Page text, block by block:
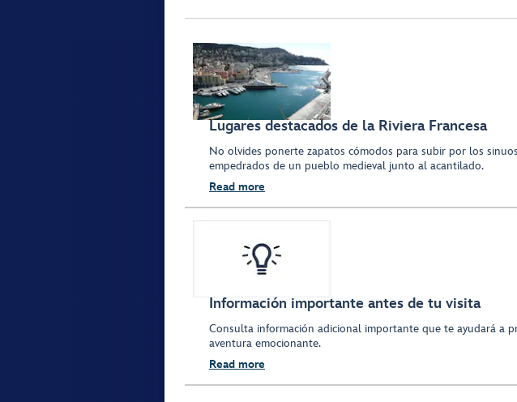
Lugares destacados de la Riviera Francesa
No olvides ponerte zapatos cómodos para subir por los
empedrados de un pueblo medieval junto al acantilado.
Read more
Información importante antes de tu visita
Consulta información adicional importante que te ayudará a
aventura emocionante.
Read more